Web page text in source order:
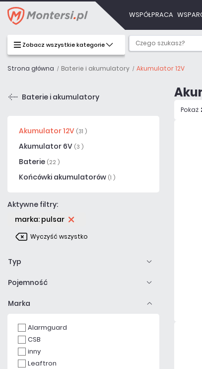
WSPÓŁPRACA
Zobacz wszystkie kategorie
Strona główna Baterie i akumulatory Akumulator 12V
Baterie i akumulatory
Akumulator 12V (31 )
Akumulator 6V (3 )
Baterie (22 )
Końcówki akumulatorów (1 )
Aktywne filtry:
marka: pulsar
Wyczyść wszystko
Typ
Pojemność
Marka
Alarmguard
CSB
inny
Leaftron
Pokaż